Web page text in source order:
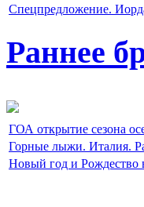
Спецпредложение.
Раннее
ГОА открытие сезона
Горные лыжи. Италия.
Новый год и Рождество